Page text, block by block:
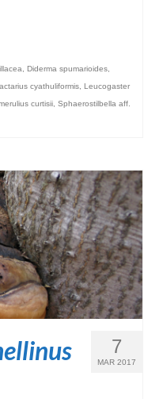
Diderma spumarioides
cyathuliformis Leucogaster
curtisii Sphaerostilbella aff.
7
MAR 2017